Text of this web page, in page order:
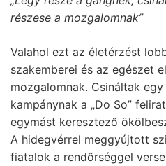
részese a mozgalomnak”
Valahol ezt az életérzést
szakemberei és az egészet
mozgalomnak. Csináltak
kampánynak a „Do So”
egymást keresztező
A hidegvérrel meggyújtott
fiatalok a rendőrséggel